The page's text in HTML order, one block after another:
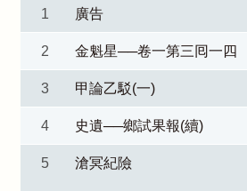
1 廣告
2 金魁星──卷一第三囘一四
3 甲論乙駁(一)
4 史遺──鄉試果報(續)
5 滄冥紀險